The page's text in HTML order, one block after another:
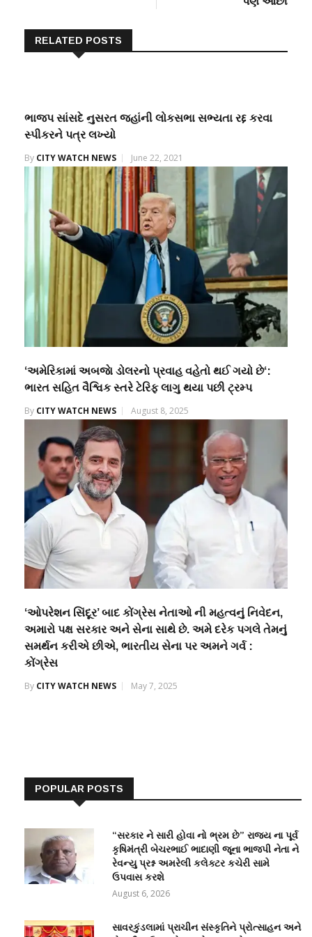
RELATED POSTS
ભાજપ સાંસદે નુસરત જહાંની લોકસભા સભ્યતા રદ્દ કરવા
સ્પીકરને પત્ર લખ્યો
By CITY WATCH NEWS June 22, 2021
‘અમેરિકામાં અબજાે ડોલરનો પ્રવાહ વહેતો થઈ ગયો છે‘:
ભારત સહિત વૈશ્વિક સ્તરે ટેરિફ લાગુ થયા પછી ટ્રમ્પ
By CITY WATCH NEWS August 8, 2025
‘ઓપરેશન સિંદૂર’ બાદ કોંગ્રેસ નેતાઓ ની મહત્વનું નિવેદન,
અમારો પક્ષ સરકાર અને સેના સાથે છે. અમે દરેક પગલે તેમનું
સમર્થન કરીએ છીએ, ભારતીય સેના પર અમને ગર્વ :
કોંગ્રેસ
By CITY WATCH NEWS May 7, 2025
POPULAR POSTS
“સરકાર ને સારી હોવા નો ભ્રમ છે” રાજ્ય ના પૂર્વ
કૃષિમંત્રી બેચરભાઈ ભાદાણી જૂના ભાજપી નેતા ને
રેવન્યુ પ્રશ્ન અમરેલી કલેક્ટર કચેરી સામે
ઉપવાસ કરશે
August 6, 2026
સાવરકુંડલામાં પ્રાચીન સંસ્કૃતિને પ્રોત્સાહન અને